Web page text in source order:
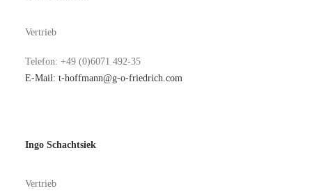
Vertrieb
Telefon: +49 (0)6071 492-35
E-Mail: t-hoffmann@g-o-friedrich.com
Ingo Schachtsiek
Vertrieb